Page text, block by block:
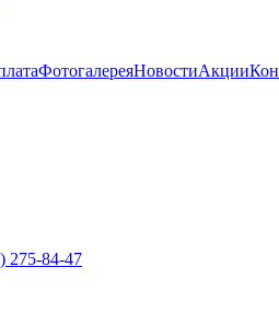
ФотогалереяНовостиАкции
275-84-47